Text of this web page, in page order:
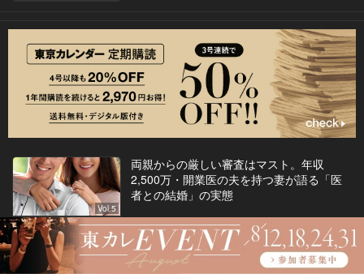
Vol.5
男のトリセツ
両親からの厳しい審査はマスト。年収
2,500万・開業医の夫を持つ妻が語る「医
者との結婚」の実態
恋愛 92
「跡継ぎはまだなの？」代々続く名家に嫁